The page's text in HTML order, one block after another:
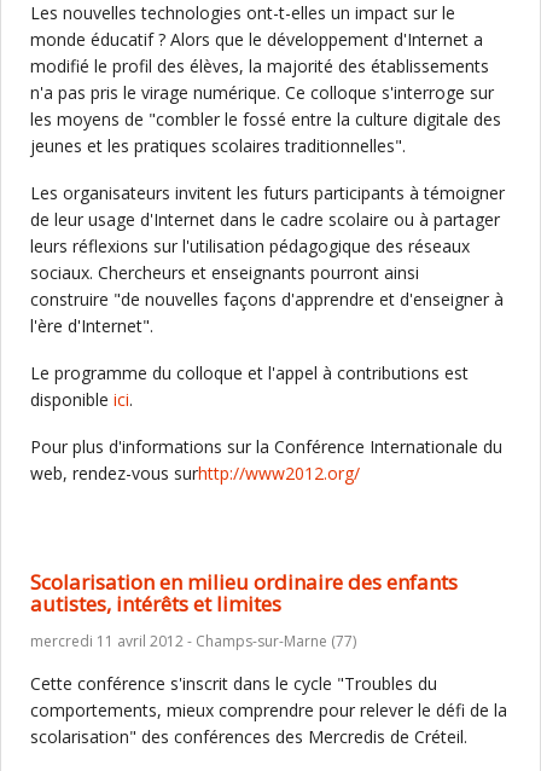
Les nouvelles technologies ont-t-elles un impact sur le
monde éducatif ? Alors que le développement d'Internet a
modifié le profil des élèves, la majorité des établissements
n'a pas pris le virage numérique. Ce colloque s'interroge sur
les moyens de "combler le fossé entre la culture digitale des
jeunes et les pratiques scolaires traditionnelles".
Les organisateurs invitent les futurs participants à témoigner
de leur usage d'Internet dans le cadre scolaire ou à partager
leurs réflexions sur l'utilisation pédagogique des réseaux
sociaux. Chercheurs et enseignants pourront ainsi
construire "de nouvelles façons d'apprendre et d'enseigner à
l'ère d'Internet".
Le programme du colloque et l'appel à contributions est
disponible ici.
Pour plus d'informations sur la Conférence Internationale du
web, rendez-vous surhttp://www2012.org/
Scolarisation en milieu ordinaire des enfants
autistes, intérêts et limites
mercredi 11 avril 2012 - Champs-sur-Marne (77)
Cette conférence s'inscrit dans le cycle "Troubles du
comportements, mieux comprendre pour relever le défi de la
scolarisation" des conférences des Mercredis de Créteil.